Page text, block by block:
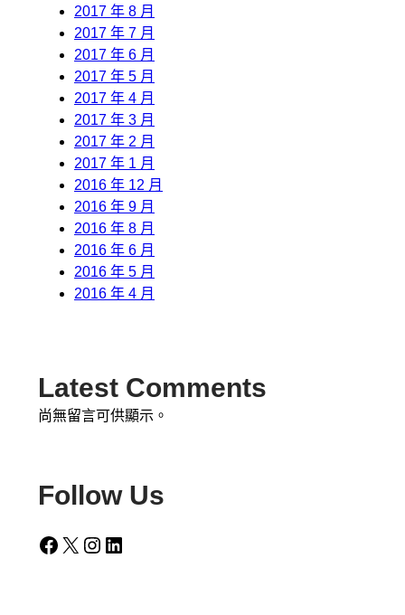
2017 年 8 月
2017 年 7 月
2017 年 6 月
2017 年 5 月
2017 年 4 月
2017 年 3 月
2017 年 2 月
2017 年 1 月
2016 年 12 月
2016 年 9 月
2016 年 8 月
2016 年 6 月
2016 年 5 月
2016 年 4 月
Latest Comments
尚無留言可供顯示。
Follow Us
Facebook X Instagram LinkedIn